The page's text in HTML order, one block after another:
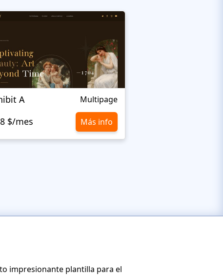
A Multipage
$/mes Más info
impresionante plantilla para el